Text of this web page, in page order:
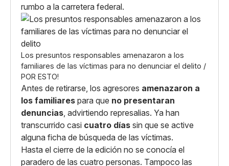
rumbo a la carretera federal.
Los presuntos responsables amenazaron a los
familiares de las víctimas para no denunciar el delito /
POR ESTO!
Antes de retirarse, los agresores amenazaron a
los familiares para que no presentaran
denuncias, advirtiendo represalias. Ya han
transcurrido casi cuatro días sin que se active
alguna ficha de búsqueda de las víctimas.
Hasta el cierre de la edición no se conocía el
paradero de las cuatro personas. Tampoco las